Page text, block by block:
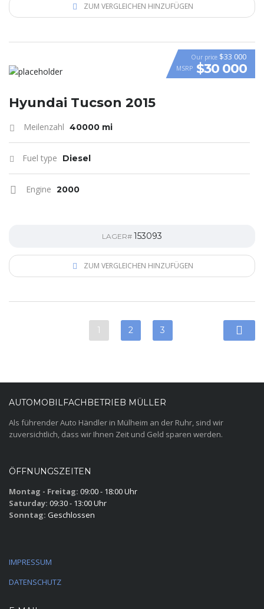
ZUM VERGLEICHEN HINZUFÜGEN
VIDEO
Our price $33 000
MSRP $30 000
Hyundai Tucson 2015
Meilenzahl 40000 mi
Fuel type Diesel
Engine 2000
LAGER# 153093
ZUM VERGLEICHEN HINZUFÜGEN
1 2 3
AUTOMOBILFACHBETRIEB MÜLLER
Als führender Auto Händler in Mülheim an der Ruhr, sind wir
zuversichtlich, dass wir Ihnen Zeit und Geld sparen werden.
ÖFFNUNGSZEITEN
Montag - Freitag: 09:00 - 18:00 Uhr
Saturday: 09:30 - 13:00 Uhr
Sonntag: Geschlossen
IMPRESSUM
DATENSCHUTZ